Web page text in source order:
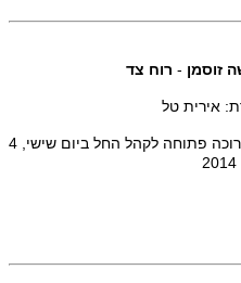
זוסמן - רוח צד
אירית טל
התערוכה פתוחה לקהל החל ביום שישי, 4